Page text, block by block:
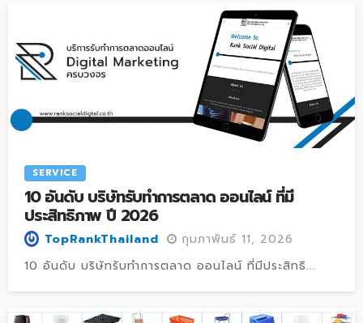
SERVICE
10 อันดับ บริษัทรับทำการตลาด ออนไลน์ ที่มี
ประสิทธิภาพ ปี 2026
TopRankThailand
กุมภาพันธ์ 11, 2026
10 อันดับ บริษัทรับทำการตลาด ออนไลน์ ที่มีประสิทธิ...